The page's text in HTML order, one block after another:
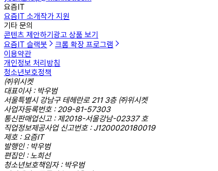
요즘IT
요즘IT 소개작가 지원
기타 문의
콘텐츠 제안하기 광고 상품 보기
요즘IT 슬랙봇
크롬 확장 프로그램
이용약관
개인정보 처리방침
청소년보호정책
㈜위시켓
대표이사 : 박우범
서울특별시 강남구 테헤란로 211 3층 ㈜위시켓
사업자등록번호 : 209-81-57303
통신판매업신고 : 제2018-서울강남-02337 호
직업정보제공사업 신고번호 : J1200020180019
제호 : 요즘IT
발행인 : 박우범
편집인 : 노희선
청소년보호책임자 : 박우범